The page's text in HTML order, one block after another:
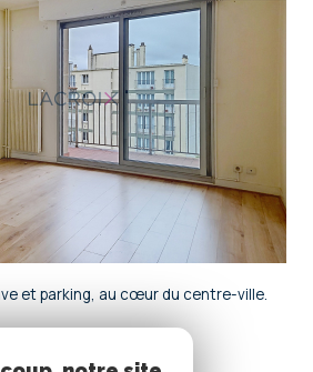
voir le bien
et parking, au cœur du centre-ville.